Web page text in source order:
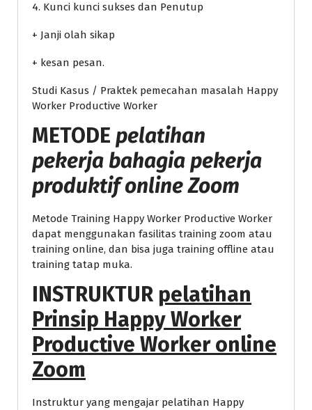
4. Kunci kunci sukses dan Penutup
+ Janji olah sikap
+ kesan pesan.
Studi Kasus / Praktek pemecahan masalah Happy
Worker Productive Worker
METODE pelatihan
pekerja bahagia pekerja
produktif online Zoom
Metode Training Happy Worker Productive Worker
dapat menggunakan fasilitas training zoom atau
training online, dan bisa juga training offline atau
training tatap muka.
INSTRUKTUR pelatihan
Prinsip Happy Worker
Productive Worker online
Zoom
Instruktur yang mengajar pelatihan Happy